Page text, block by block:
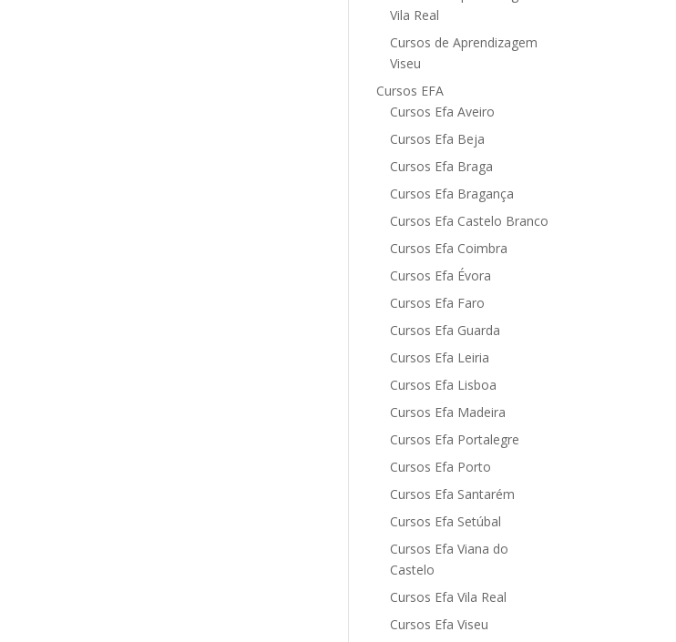
Vila Real
Cursos de Aprendizagem
Viseu
Cursos EFA
Cursos Efa Aveiro
Cursos Efa Beja
Cursos Efa Braga
Cursos Efa Bragança
Cursos Efa Castelo Branco
Cursos Efa Coimbra
Cursos Efa Évora
Cursos Efa Faro
Cursos Efa Guarda
Cursos Efa Leiria
Cursos Efa Lisboa
Cursos Efa Madeira
Cursos Efa Portalegre
Cursos Efa Porto
Cursos Efa Santarém
Cursos Efa Setúbal
Cursos Efa Viana do
Castelo
Cursos Efa Vila Real
Cursos Efa Viseu